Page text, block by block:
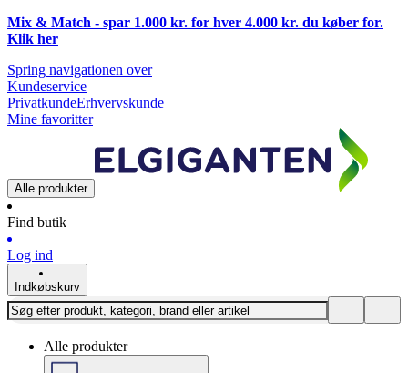
Mix & Match - spar 1.000 kr. for hver 4.000 kr. du køber for.
Klik her
Spring navigationen over
Kundeservice
PrivatkundeErhvervskunde
Mine favoritter
Alle produkter
Find butik
Log ind
Indkøbskurv
Alle produkter